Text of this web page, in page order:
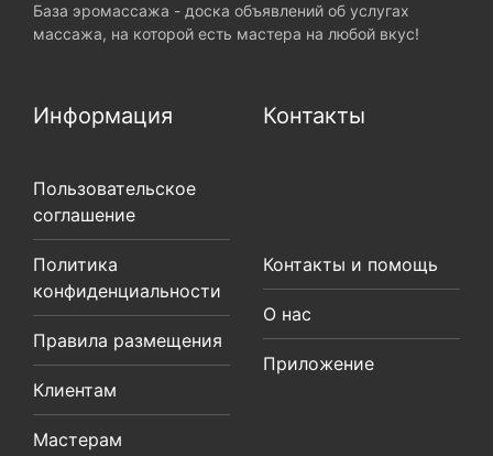
База эромассажа - доска объявлений об услугах
массажа, на которой есть мастера на любой вкус!
Информация
Пользовательское
соглашение
Политика
конфиденциальности
Правила размещения
Клиентам
Мастерам
Контакты
Контакты и помощь
О нас
Приложение